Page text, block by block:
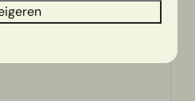
een groep 🛶 Bekijk
en prijzen en ontdek